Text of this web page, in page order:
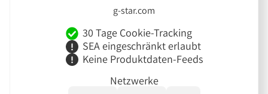
g-star.com
30 Tage Cookie-Tracking
SEA eingeschränkt erlaubt
Keine Produktdaten-Feeds
Netzwerke